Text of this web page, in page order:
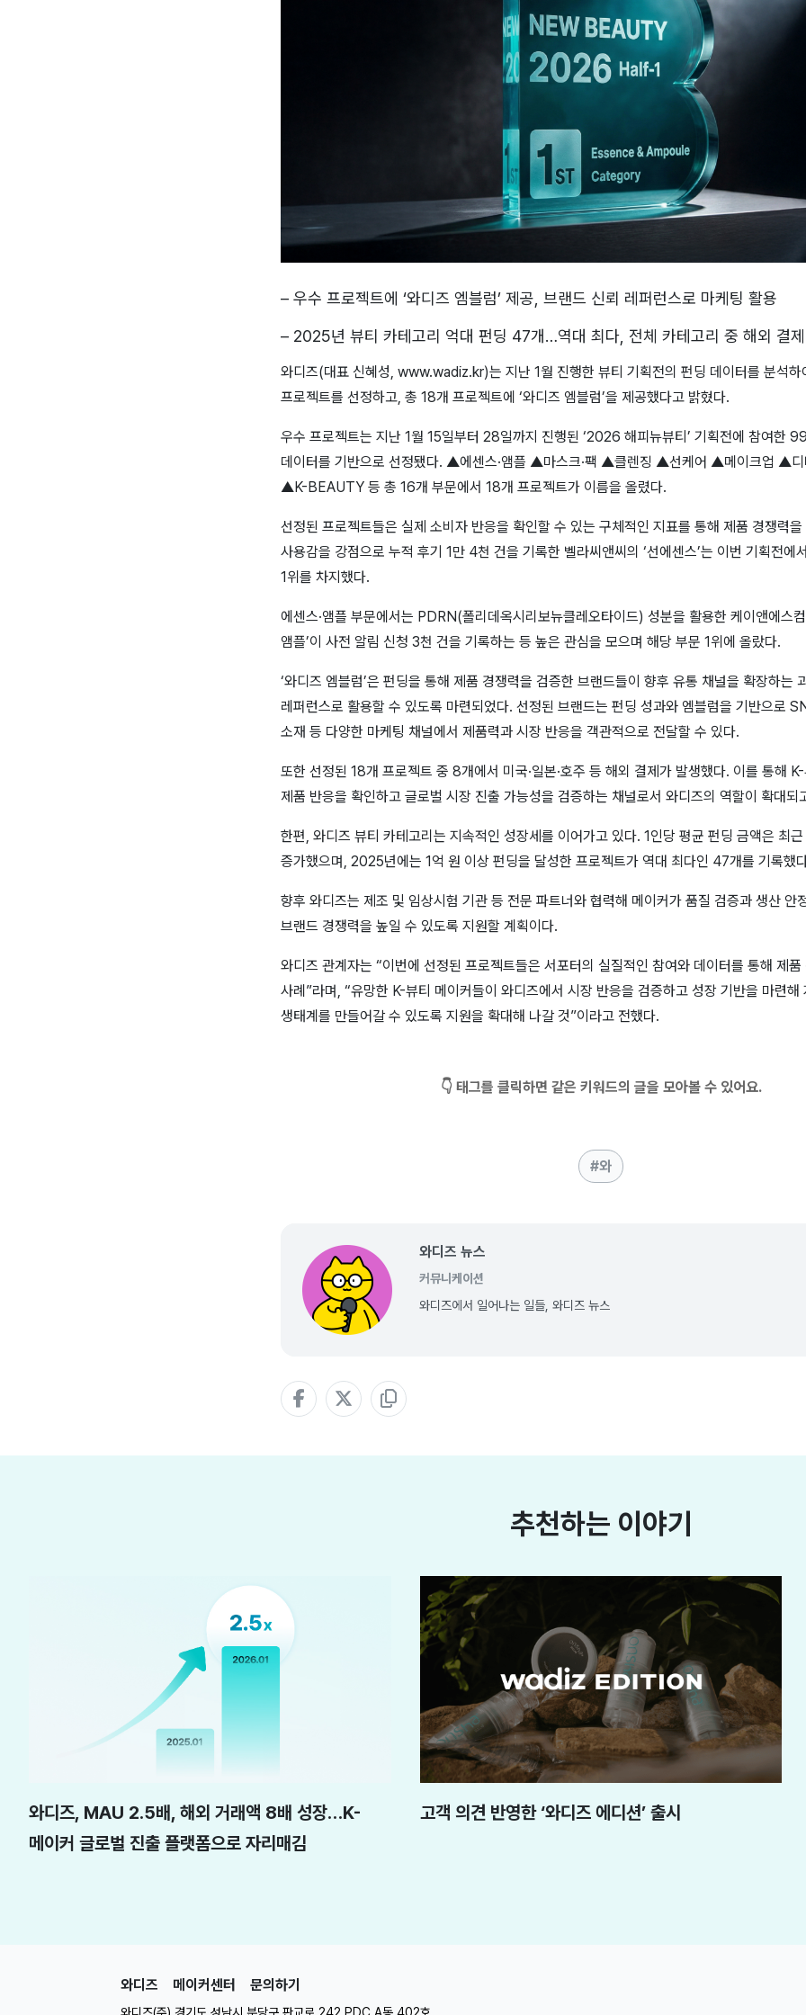
– 우수 프로젝트에 ‘와디즈 엠블럼’ 제공, 브랜드 신뢰 레퍼런스로 마케팅 활용
– 2025년 뷰티 카테고리 억대 펀딩 47개…역대 최다, 전체 카테고리 중 해외 결
와디즈(대표 신혜성, www.wadiz.kr)는 지난 1월 진행한 뷰티 기획전의 펀딩 데이터를 분석하
프로젝트를 선정하고, 총 18개 프로젝트에 ‘와디즈 엠블럼’을 제공했다고 밝혔다.
우수 프로젝트는 지난 1월 15일부터 28일까지 진행된 ‘2026 해피뉴뷰티’ 기획전에 참여한
데이터를 기반으로 선정됐다. ▲에센스·앰플 ▲마스크·팩 ▲클렌징 ▲선케어 ▲메이크업 ▲
▲K-BEAUTY 등 총 16개 부문에서 18개 프로젝트가 이름을 올렸다.
선정된 프로젝트들은 실제 소비자 반응을 확인할 수 있는 구체적인 지표를 통해 제품 경쟁력
사용감을 강점으로 누적 후기 1만 4천 건을 기록한 벨라씨앤씨의 ‘선에센스’는 이번 기획전에
1위를 차지했다.
에센스·앰플 부문에서는 PDRN(폴리데옥시리보뉴클레오타이드) 성분을 활용한 케이앤에스
앰플’이 사전 알림 신청 3천 건을 기록하는 등 높은 관심을 모으며 해당 부문 1위에 올랐다.
‘와디즈 엠블럼’은 펀딩을 통해 제품 경쟁력을 검증한 브랜드들이 향후 유통 채널을 확장하는
레퍼런스로 활용할 수 있도록 마련되었다. 선정된 브랜드는 펀딩 성과와 엠블럼을 기반으로
소재 등 다양한 마케팅 채널에서 제품력과 시장 반응을 객관적으로 전달할 수 있다.
또한 선정된 18개 프로젝트 중 8개에서 미국·일본·호주 등 해외 결제가 발생했다. 이를 통해
제품 반응을 확인하고 글로벌 시장 진출 가능성을 검증하는 채널로서 와디즈의 역할이 확대되
한편, 와디즈 뷰티 카테고리는 지속적인 성장세를 이어가고 있다. 1인당 평균 펀딩 금액은 최
증가했으며, 2025년에는 1억 원 이상 펀딩을 달성한 프로젝트가 역대 최다인 47개를 기록했
향후 와디즈는 제조 및 임상시험 기관 등 전문 파트너와 협력해 메이커가 품질 검증과 생산 안
브랜드 경쟁력을 높일 수 있도록 지원할 계획이다.
와디즈 관계자는 “이번에 선정된 프로젝트들은 서포터의 실질적인 참여와 데이터를 통해 제
사례”라며, “유망한 K-뷰티 메이커들이 와디즈에서 시장 반응을 검증하고 성장 기반을 마련해
생태계를 만들어갈 수 있도록 지원을 확대해 나갈 것”이라고 전했다.
👇 태그를 클릭하면 같은 키워드의 글을 모아볼 수 있어요.
와
와디즈 뉴스
커뮤니케이션
와디즈에서 일어나는 일들, 와디즈 뉴스
추천하는 이야기
와디즈, MAU 2.5배, 해외 거래액 8배 성장…K-
메이커 글로벌 진출 플랫폼으로 자리매김
고객 의견 반영한 ‘와디즈 에디션’ 출시
와디즈 메이커센터 문의하기